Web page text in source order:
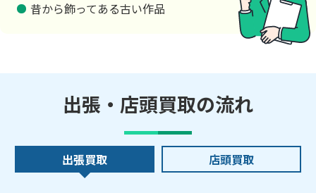
昔から飾ってある古い作品
出張・店頭買取の流れ
出張買取 店頭買取